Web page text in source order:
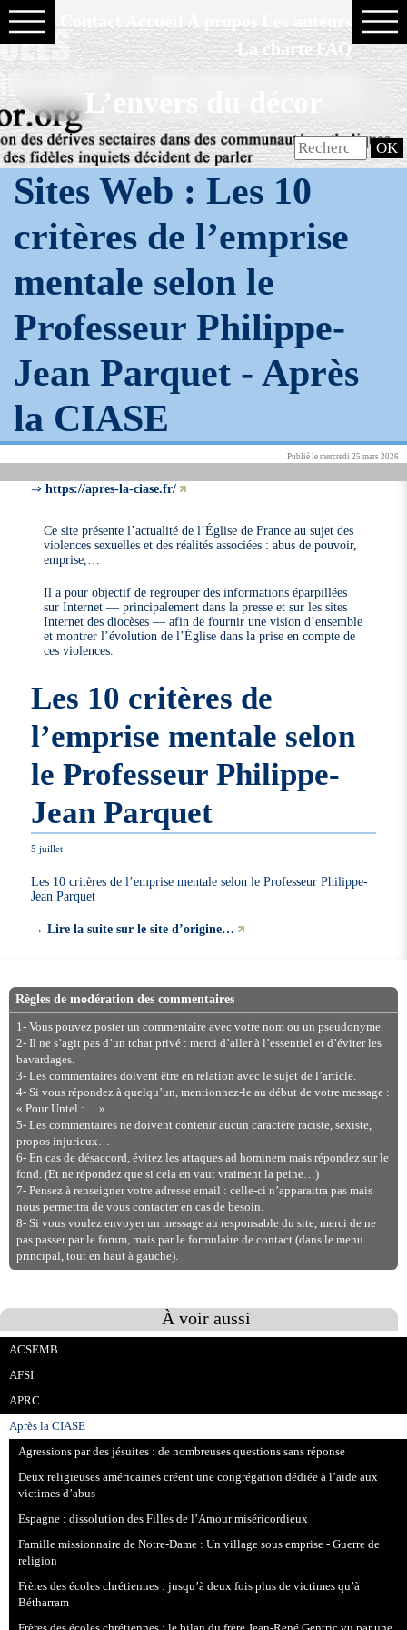
La charte FAQ
L’envers du décor
Sites Web : Les 10
critères de l’emprise
mentale selon le
Professeur Philippe-
Jean Parquet -Après
la CIASE
Publié le mercredi 25 mars 2026
⇒https://apres-la-ciase.fr/
Ce site présente l’actualité de l’Église de France au sujet des
violences sexuelles et des réalités associées : abus de pouvoir,
emprise,…
Il a pour objectif de regrouper des informations éparpillées
sur Internet — principalement dans la presse et sur les sites
Internet des diocèses — afin de fournir une vision d’ensemble
et montrer l’évolution de l’Église dans la prise en compte de
ces violences.
Les 10 critères de
l’emprise mentale selon
le Professeur Philippe-
Jean Parquet
5 juillet
Les 10 critères de l’emprise mentale selon le Professeur Philippe-
Jean Parquet
→Lire la suite sur le site d’origine…
Règles de modération des commentaires
1- Vous pouvez poster un commentaire avec votre nom ou un pseudonyme.
2- Il ne s’agit pas d’un tchat privé : merci d’aller à l’essentiel et d’éviter les
bavardages.
3- Les commentaires doivent être en relation avec le sujet de l’article.
4- Si vous répondez à quelqu’un, mentionnez-le au début de votre message :
« Pour Untel :… »
5- Les commentaires ne doivent contenir aucun caractère raciste, sexiste,
propos injurieux…
6- En cas de désaccord, évitez les attaques ad hominem mais répondez sur le
fond. (Et ne répondez que si cela en vaut vraiment la peine…)
7- Pensez à renseigner votre adresse email : celle-ci n’apparaitra pas mais
nous permettra de vous contacter en cas de besoin.
8- Si vous voulez envoyer un message au responsable du site, merci de ne
pas passer par le forum, mais par le formulaire de contact (dans le menu
principal, tout en haut à gauche).
À voir aussi
ACSEMB
AFSI
APRC
Après la CIASE
Agressions par des jésuites : de nombreuses questions sans réponse
Deux religieuses américaines créent une congrégation dédiée à l’aide aux
victimes d’abus
Espagne : dissolution des Filles de l’Amour miséricordieux
Famille missionnaire de Notre-Dame : Un village sous emprise - Guerre de
religion
Frères des écoles chrétiennes : jusqu’à deux fois plus de victimes qu’à
Bétharram